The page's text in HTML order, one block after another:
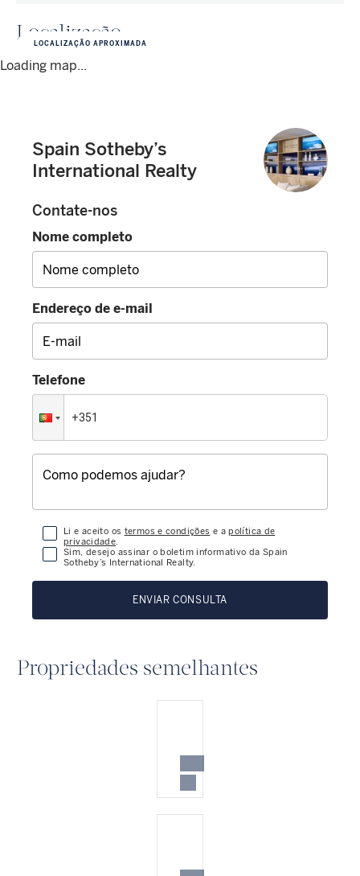
Localização
Loading map...
LOCALIZAÇÃO APROXIMADA
Spain Sotheby’s
International Realty
Contate-nos
Nome completo
Endereço de e-mail
Telefone
Li e aceito os termos e condições e apolítica de
privacidade.
Sim, desejo assinar o boletim informativo da Spain
Sotheby’s International Realty.
ENVIAR CONSULTA
Propriedades semelhantes